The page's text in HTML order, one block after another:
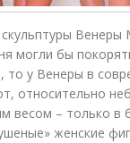
могли бы
то у Венеры в
относительно
весом – только в
женские